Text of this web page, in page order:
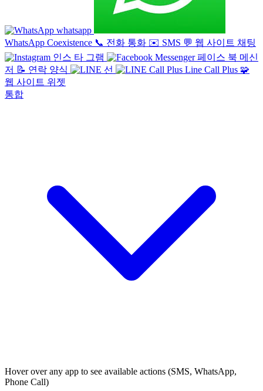
whatsapp
WhatsApp Coexistence 📞 전화 통화 ✉️ SMS 💬 웹 사이트 채팅
인스 타 그램
페이스 북 메신
저 📝 연락 양식 선 Line Call Plus 🧩
웹 사이트 위젯
통합
Hover over any app to see available actions (SMS, WhatsApp,
Phone Call)